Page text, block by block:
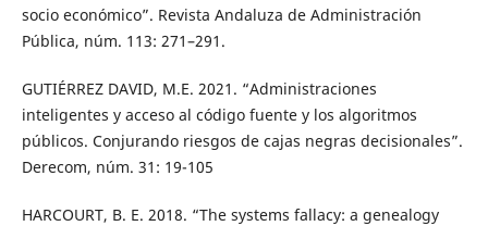
socio económico”. Revista Andaluza de Administración
Pública, núm. 113: 271–291.
GUTIÉRREZ DAVID, M.E. 2021. “Administraciones
inteligentes y acceso al código fuente y los algoritmos
públicos. Conjurando riesgos de cajas negras decisionales”.
Derecom, núm. 31: 19-105
HARCOURT, B. E. 2018. “The systems fallacy: a genealogy